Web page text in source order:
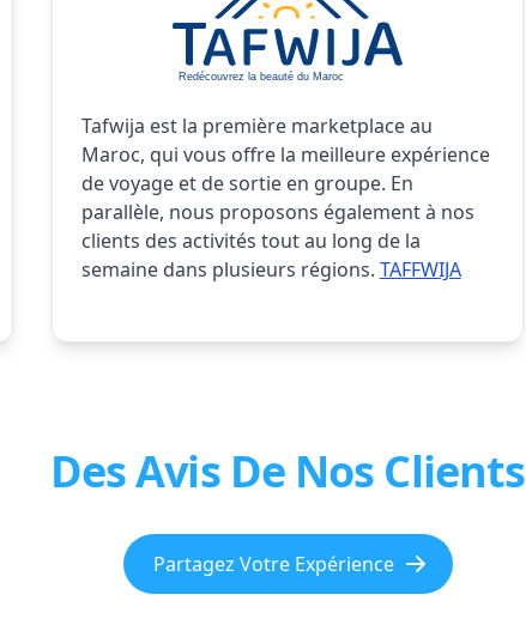
Tafwija est la première marketplace au
Maroc, qui vous offre la meilleure expérience
de voyage et de sortie en groupe. En
parallèle, nous proposons également à nos
clients des activités tout au long de la
semaine dans plusieurs régions. TAFFWIJA
Des Avis De Nos Clients
Partagez Votre Expérience